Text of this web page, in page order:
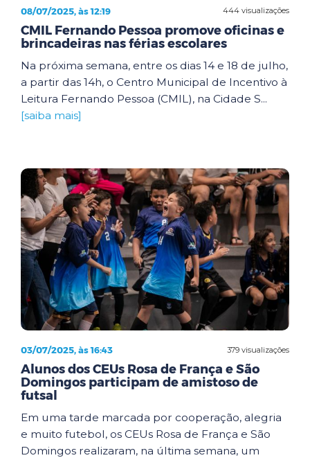
444 visualizações
08/07/2025, às 12:19
CMIL Fernando Pessoa promove oficinas e
brincadeiras nas férias escolares
Na próxima semana, entre os dias 14 e 18 de julho,
a partir das 14h, o Centro Municipal de Incentivo à
Leitura Fernando Pessoa (CMIL), na Cidade S...
[saiba mais]
379 visualizações
03/07/2025, às 16:43
Alunos dos CEUs Rosa de França e São
Domingos participam de amistoso de
futsal
Em uma tarde marcada por cooperação, alegria
e muito futebol, os CEUs Rosa de França e São
Domingos realizaram, na última semana, um